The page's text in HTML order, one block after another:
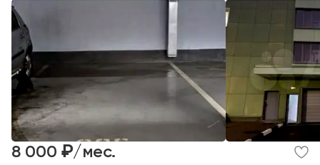
8 000 ₽/мес.